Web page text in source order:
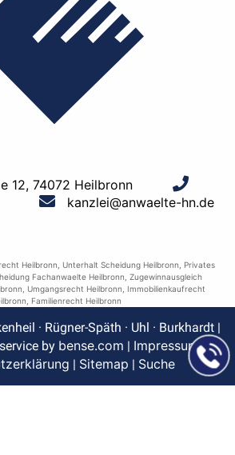
12, 74072 Heilbronn
kanzlei@anwaelte-hn.de
Heilbronn Unterhalt Scheidung Heilbronn
Privates
Fachanwaelte Heilbronn Zugewinnausgleich
Umgangsrecht Heilbronn
Immobilienkaufrecht
Familienrecht Heilbronn
· Rügner-Späth · Uhl · Burkhardt |
by bense.com | Impressum|
| Sitemap | Suche